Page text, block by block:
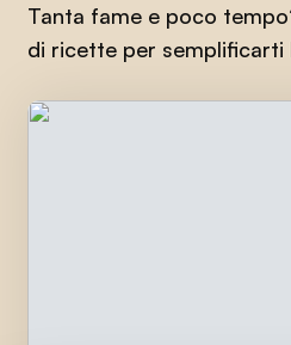
Tanta fame e poco
di ricette per semplificarti